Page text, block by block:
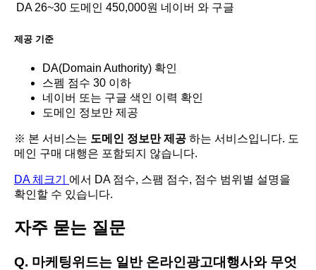
DA 26~30 도메인 450,000원 네이버 와 구글
제공 기준
DA(Domain Authority) 확인
스펨 점수 30 이하
네이버 또는 구글 색인 이력 확인
도메인 정보만 제공
※ 본 서비스는 도메인 정보만 제공 하는 서비스입니다. 도
메인 구매 대행은 포함되지 않습니다.
DA 체크기 에서 DA 점수, 스팸 점수, 점수 범위별 설명을
확인할 수 있습니다.
자주 묻는 질문
Q. 마케팅위드는 일반 온라인광고대행사와 무엇